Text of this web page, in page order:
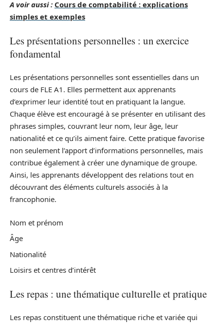
A voir aussi : Cours de comptabilité : explications
simples et exemples
Les présentations personnelles : un exercice
fondamental
Les présentations personnelles sont essentielles dans un
cours de FLE A1. Elles permettent aux apprenants
d’exprimer leur identité tout en pratiquant la langue.
Chaque élève est encouragé à se présenter en utilisant des
phrases simples, couvrant leur nom, leur âge, leur
nationalité et ce qu’ils aiment faire. Cette pratique favorise
non seulement l’apport d’informations personnelles, mais
contribue également à créer une dynamique de groupe.
Ainsi, les apprenants développent des relations tout en
découvrant des éléments culturels associés à la
francophonie.
Nom et prénom
Âge
Nationalité
Loisirs et centres d’intérêt
Les repas : une thématique culturelle et pratique
Les repas constituent une thématique riche et variée qui